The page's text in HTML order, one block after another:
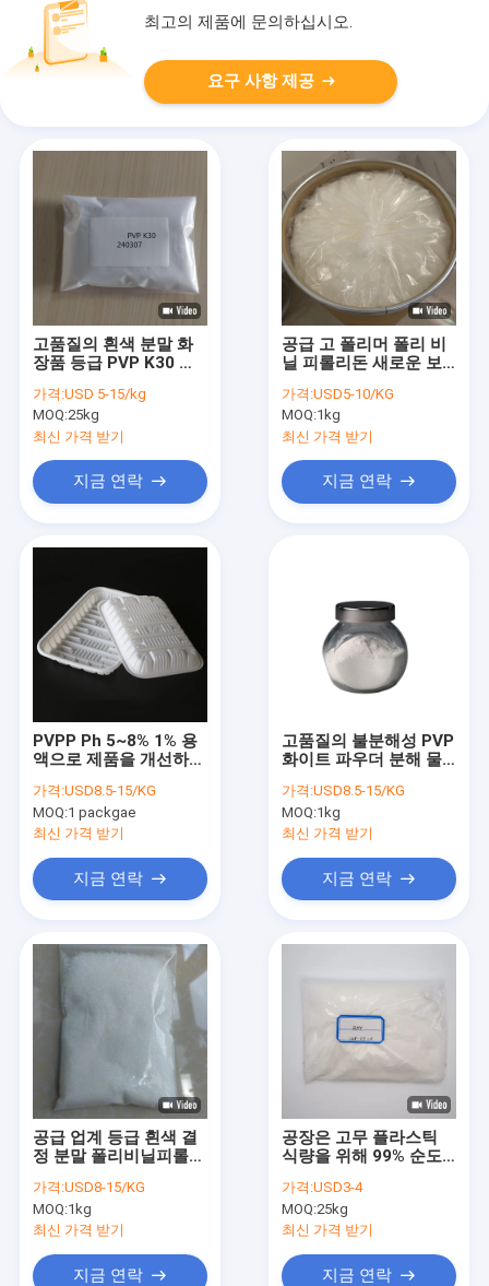
우리에 대하여
품질 관리
인용문을 요구하세요
최고의 제품에 문의하십시오.
요구 사항 제공
고품질의 흰색 분말 화
장품 등급 PVP K30 폴
어 젤 및 헤어 필름
가격:USD 5-15/kg
MOQ:25kg
최신 가격 받기
지금 연락
공급 고 폴리머 폴리 비
닐 피롤리돈 새로운 보
K30 분말
가격:USD5-10/KG
MOQ:1kg
최신 가격 받기
지금 연락
PVPP Ph 5~8% 1% 용
액으로 제품을 개선하세
가격:USD8.5-15/KG
MOQ:1 packgae
최신 가격 받기
지금 연락
고품질의 불분해성 PVP
화이트 파우더 분해 물
가격:USD8.5-15/KG
MOQ:1kg
최신 가격 받기
지금 연락
공급 업계 등급 흰색 결
정 분말 폴리비닐피롤리
가격:USD8-15/KG
MOQ:1kg
최신 가격 받기
지금 연락
공장은 고무 플라스틱
식량을 위해 99% 순도
합니다
가격:USD3-4
MOQ:25kg
최신 가격 받기
지금 연락